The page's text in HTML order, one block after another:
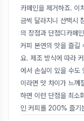
카페인을 제거하죠. 이
금씩 달라지니 선택시
의 장점과 단점디카페
커피 본연의 맛을 즐길
요. 제조 방식에 따라
에서 손실이 있을 수도
이라면 맛 차이가 느껴
하면 이런 단점을 최소
인 커피를 200% 즐기